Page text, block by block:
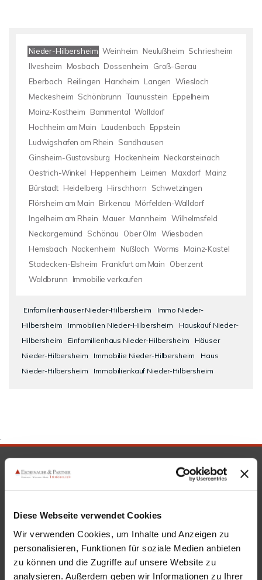
Diese Webseite verwendet Cookies
Wir verwenden Cookies, um Inhalte und Anzeigen zu
personalisieren, Funktionen für soziale Medien anbieten
zu können und die Zugriffe auf unsere Website zu
analysieren. Außerdem geben wir Informationen zu Ihrer
Nieder-Hilbersheim Weinheim Neulußheim Schriesheim
Ilvesheim
Mosbach Dossenheim
Groß-Gerau
Eberbach
Reilingen Harxheim Langen Wiesloch
Meckesheim Schönbrunn Taunusstein
Eppelheim
Mainz-Kostheim
Bammental Walldorf
Hochheim am Main
Laudenbach
Eppstein
Ludwigshafen am Rhein
Sandhausen
Ginsheim-Gustavsburg
Hockenheim Neckarsteinach
Oestrich-Winkel
Heppenheim Leimen Maxdorf Mainz
Bürstadt Heidelberg Hirschhorn
Schwetzingen
Flörsheim am Main Birkenau
Mörfelden-Walldorf
Ingelheim am Rhein Mauer Mannheim Wilhelmsfeld
Neckargemünd
Schönau Ober Olm Wiesbaden
Hemsbach
Nackenheim Nußloch Worms
Mainz-Kastel
Stadecken-Elsheim Frankfurt am Main
Oberzent
Waldbrunn
Immobilie verkaufen
Einfamilienhäuser Nieder-Hilbersheim
Immo Nieder-
Hilbersheim
Immobilien Nieder-Hilbersheim
Hauskauf Nieder-
Hilbersheim
Einfamilienhaus Nieder-Hilbersheim
Häuser
Nieder-Hilbersheim
Immobilie Nieder-Hilbersheim
Haus
Nieder-Hilbersheim
Immobilienkauf Nieder-Hilbersheim
.
SICHERHEIT & KOMPETENZ